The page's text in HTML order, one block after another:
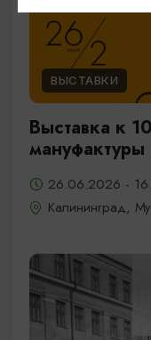
ВЫСТАВКИ
Выставка к
мануфактуры
26.06.2026 -
Калининград,